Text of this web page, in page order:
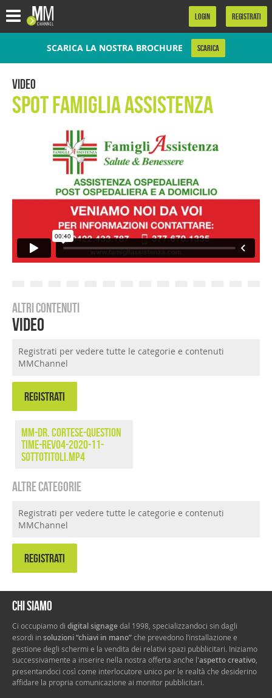
LOGIN REGISTRATI
SCARICA LA NOSTRA BROCHURE SCARICA
Video
Spot famiglia assistenza
Altri contenuti
Video
Registrati per vedere tutte le categorie e contenuti
MMChannel
REGISTRATI
MM-Dr. Cortese-Question
Time-rev04-2020-11-
sottotitoli.mp4
Altre categorie
Registrati per vedere tutte le categorie e contenuti
MMChannel
REGISTRATI
Chi siamo
Ci occupiamo di digital signagedal 1998, specializzandoci sin dagli
esordi insoluzioni “chiavi in mano”che prevedono l’installazione e
gestione degli schermi e la vendita dei relativi spazi pubblicitari. Iniziamo
successivamente a inserire nella nostra offerta anche l'aspetto creativo
presentandoci così come interlocutore unico per le realtà che desiderino
affidare la propria comunicazione ai monitor pubblicitari.